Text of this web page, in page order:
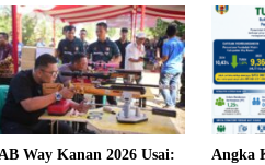
Way Kanan 2026 Usai:
Angka